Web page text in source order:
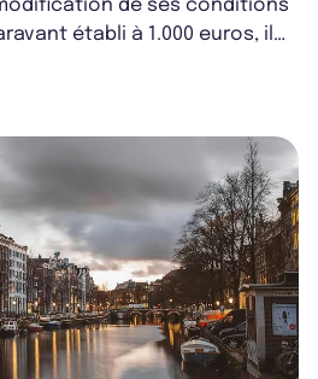
de ses conditions
établi à 1.000 euros, il